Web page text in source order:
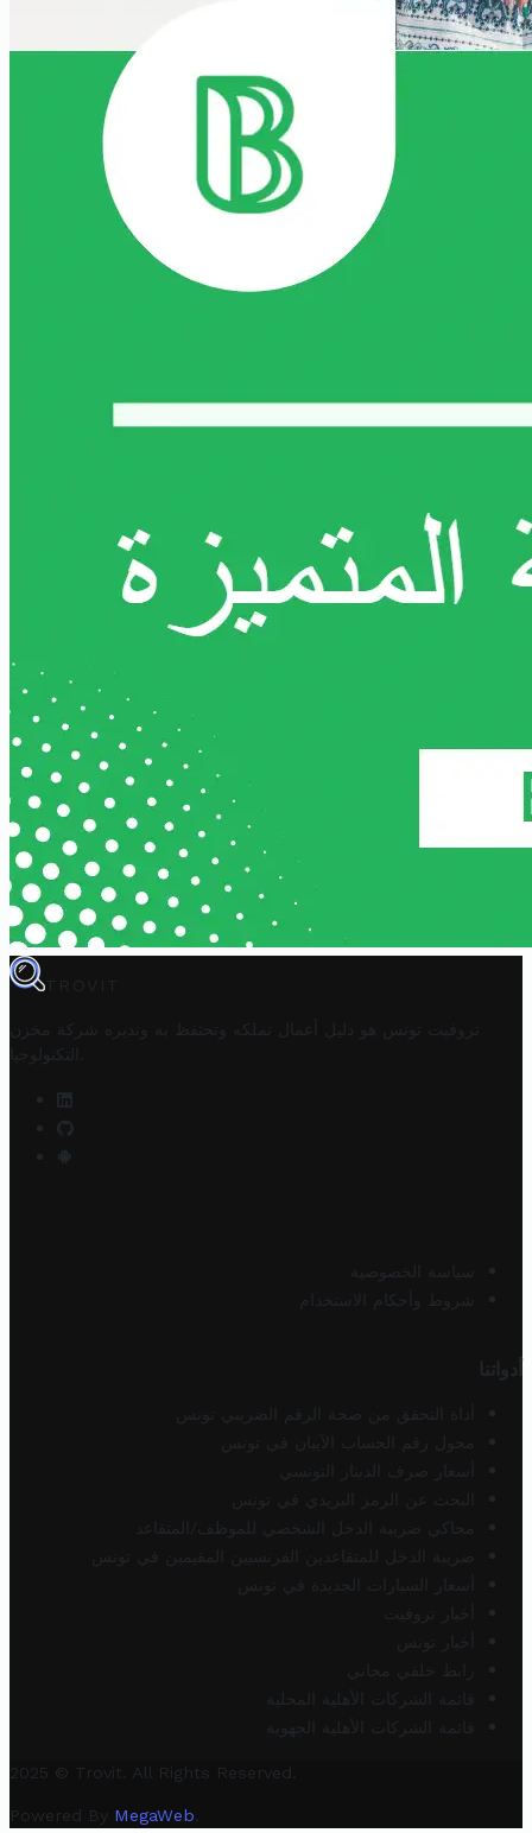
TROVIT
تروفيت تونس هو دليل أعمال تملكه وتحتفظ به وتديره
شركة مخزن
التكنولوجيا
سياسة الخصوصية
شروط وأحكام الاستخدام
أدواتنا
أداة التحقق من صحة الرقم الضريبي تونس
محول رقم الحساب الآيبان في تونس
أسعار صرف الدينار التونسي
البحث عن الرمز البريدي في تونس
محاكي ضريبة الدخل الشخصي للموظف/المتقاعد
ضريبة الدخل للمتقاعدين الفرنسيين المقيمين في تونس
أسعار السيارات الجديدة في تونس
أخبار تروفيت
أخبار تونس
رابط خلفي مجاني
قائمة الشركات الأهلية المحلية
قائمة الشركات الأهلية الجهوية
2025 © Trovit. All Rights Reserved.
Powered By MegaWeb